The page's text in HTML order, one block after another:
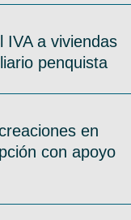
IVA a viviendas
penquista
en
con apoyo